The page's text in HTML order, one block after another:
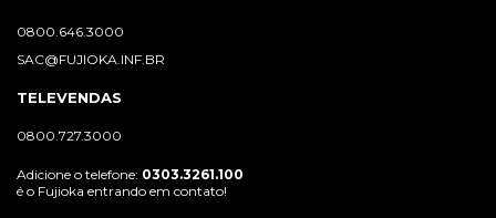
0800.646.3000
SAC@FUJIOKA.INF.BR
TELEVENDAS
0800.727.3000
Adicione o telefone: 0303.3261.100
é o Fujioka entrando em contato!